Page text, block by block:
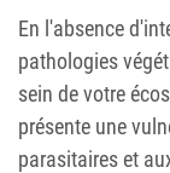
En l'absence
pathologies
sein de votre
présente une
parasitaires et